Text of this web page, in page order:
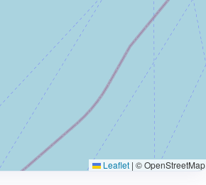
Leaflet | © OpenStreetMap